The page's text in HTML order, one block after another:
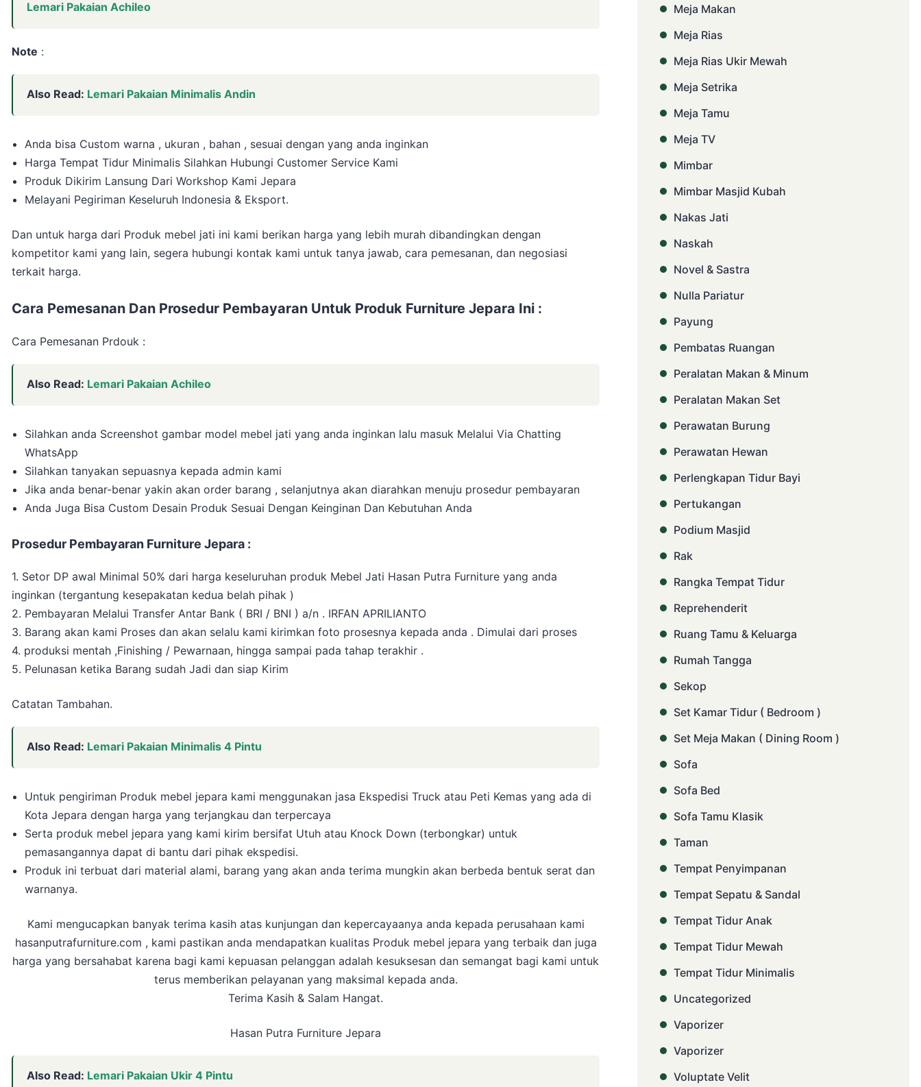
Lemari Pakaian Achileo
Note :
Also Read: Lemari Pakaian Minimalis Andin
Anda bisa Custom warna , ukuran , bahan , sesuai dengan yang anda inginkan
Harga Tempat Tidur Minimalis Silahkan Hubungi Customer Service Kami
Produk Dikirim Lansung Dari Workshop Kami Jepara
Melayani Pegiriman Keseluruh Indonesia & Eksport.
Dan untuk harga dari Produk mebel jati ini kami berikan harga yang lebih murah dibandingkan dengan
kompetitor kami yang lain, segera hubungi kontak kami untuk tanya jawab, cara pemesanan, dan negosiasi
terkait harga.
Cara Pemesanan Dan Prosedur Pembayaran Untuk Produk Furniture Jepara Ini :
Cara Pemesanan Prdouk :
Also Read: Lemari Pakaian Achileo
Silahkan anda Screenshot gambar model mebel jati yang anda inginkan lalu masuk Melalui Via Chatting
WhatsApp
Silahkan tanyakan sepuasnya kepada admin kami
Jika anda benar-benar yakin akan order barang , selanjutnya akan diarahkan menuju prosedur pembayaran
Anda Juga Bisa Custom Desain Produk Sesuai Dengan Keinginan Dan Kebutuhan Anda
Prosedur Pembayaran Furniture Jepara :
1. Setor DP awal Minimal 50% dari harga keseluruhan produk Mebel Jati Hasan Putra Furniture yang anda
inginkan (tergantung kesepakatan kedua belah pihak )
2. Pembayaran Melalui Transfer Antar Bank ( BRI / BNI ) a/n . IRFAN APRILIANTO
3. Barang akan kami Proses dan akan selalu kami kirimkan foto prosesnya kepada anda . Dimulai dari proses
4. produksi mentah ,Finishing / Pewarnaan, hingga sampai pada tahap terakhir .
5. Pelunasan ketika Barang sudah Jadi dan siap Kirim
Catatan Tambahan.
Also Read: Lemari Pakaian Minimalis 4 Pintu
Untuk pengiriman Produk mebel jepara kami menggunakan jasa Ekspedisi Truck atau Peti Kemas yang ada di
Kota Jepara dengan harga yang terjangkau dan terpercaya
Serta produk mebel jepara yang kami kirim bersifat Utuh atau Knock Down (terbongkar) untuk
pemasangannya dapat di bantu dari pihak ekspedisi.
Produk ini terbuat dari material alami, barang yang akan anda terima mungkin akan berbeda bentuk serat dan
warnanya.
Kami mengucapkan banyak terima kasih atas kunjungan dan kepercayaanya anda kepada perusahaan kami
hasanputrafurniture.com , kami pastikan anda mendapatkan kualitas Produk mebel jepara yang terbaik dan juga
harga yang bersahabat karena bagi kami kepuasan pelanggan adalah kesuksesan dan semangat bagi kami untuk
terus memberikan pelayanan yang maksimal kepada anda.
Terima Kasih & Salam Hangat.
Hasan Putra Furniture Jepara
Also Read: Lemari Pakaian Ukir 4 Pintu
Meja Makan
Meja Rias
Meja Rias Ukir Mewah
Meja Setrika
Meja Tamu
Meja TV
Mimbar
Mimbar Masjid Kubah
Nakas Jati
Naskah
Novel & Sastra
Nulla Pariatur
Payung
Pembatas Ruangan
Peralatan Makan & Minum
Peralatan Makan Set
Perawatan Burung
Perawatan Hewan
Perlengkapan Tidur Bayi
Pertukangan
Podium Masjid
Rak
Rangka Tempat Tidur
Reprehenderit
Ruang Tamu & Keluarga
Rumah Tangga
Sekop
Set Kamar Tidur ( Bedroom )
Set Meja Makan ( Dining Room )
Sofa
Sofa Bed
Sofa Tamu Klasik
Taman
Tempat Penyimpanan
Tempat Sepatu & Sandal
Tempat Tidur Anak
Tempat Tidur Mewah
Tempat Tidur Minimalis
Uncategorized
Vaporizer
Vaporizer
Voluptate Velit